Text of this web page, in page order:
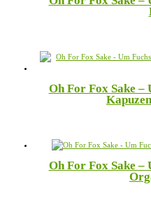
Oh For Fox Sake –
Oh For Fox Sake –